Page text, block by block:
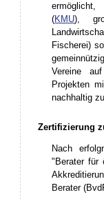
(KMU),
Fischerei)
Vereine
Projekten
nachhaltig
Zertifizierung
Nach
"Berater für
Berater